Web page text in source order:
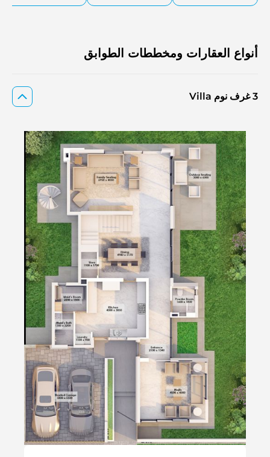
أنواع العقارات ومخططات الطوابق
3 غرف نوم Villa